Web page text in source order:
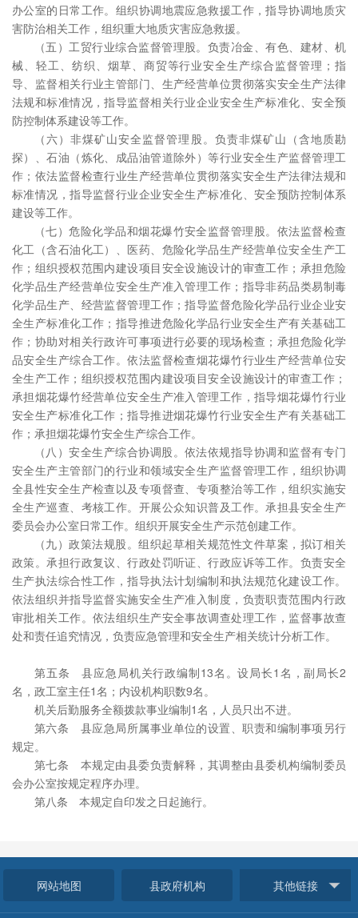
办公室的日常工作。组织协调地震应急救援工作，指导协调地质灾
害防治相关工作，组织重大地质灾害应急救援。
（五）工贸行业综合监督管理股。负责冶金、有色、建材、机
械、轻工、纺织、烟草、商贸等行业安全生产综合监督管理；指
导、监督相关行业主管部门、生产经营单位贯彻落实安全生产法律
法规和标准情况，指导监督相关行业企业安全生产标准化、安全预
防控制体系建设等工作。
（六）非煤矿山安全监督管理股。负责非煤矿山（含地质勘
探）、石油（炼化、成品油管道除外）等行业安全生产监督管理工
作；依法监督检查行业生产经营单位贯彻落实安全生产法律法规和
标准情况，指导监督行业企业安全生产标准化、安全预防控制体系
建设等工作。
（七）危险化学品和烟花爆竹安全监督管理股。依法监督检查
化工（含石油化工）、医药、危险化学品生产经营单位安全生产工
作；组织授权范围内建设项目安全设施设计的审查工作；承担危险
化学品生产经营单位安全生产准入管理工作；指导非药品类易制毒
化学品生产、经营监督管理工作；指导监督危险化学品行业企业安
全生产标准化工作；指导推进危险化学品行业安全生产有关基础工
作；协助对相关行政许可事项进行必要的现场检查；承担危险化学
品安全生产综合工作。依法监督检查烟花爆竹行业生产经营单位安
全生产工作；组织授权范围内建设项目安全设施设计的审查工作；
承担烟花爆竹经营单位安全生产准入管理工作，指导烟花爆竹行业
安全生产标准化工作；指导推进烟花爆竹行业安全生产有关基础工
作；承担烟花爆竹安全生产综合工作。
（八）安全生产综合协调股。依法依规指导协调和监督有专门
安全生产主管部门的行业和领域安全生产监督管理工作，组织协调
全县性安全生产检查以及专项督查、专项整治等工作，组织实施安
全生产巡查、考核工作。开展公众知识普及工作。承担县安全生产
委员会办公室日常工作。组织开展安全生产示范创建工作。
（九）政策法规股。组织起草相关规范性文件草案，拟订相关
政策。承担行政复议、行政处罚听证、行政应诉等工作。负责安全
生产执法综合性工作，指导执法计划编制和执法规范化建设工作。
依法组织并指导监督实施安全生产准入制度，负责职责范围内行政
审批相关工作。依法组织生产安全事故调查处理工作，监督事故查
处和责任追究情况，负责应急管理和安全生产相关统计分析工作。
第五条 县应急局机关行政编制13名。设局长1名，副局长2
名，政工室主任1名；内设机构职数9名。
机关后勤服务全额拨款事业编制1名，人员只出不进。
第六条 县应急局所属事业单位的设置、职责和编制事项另行
规定。
第七条 本规定由县委负责解释，其调整由县委机构编制委员
会办公室按规定程序办理。
第八条 本规定自印发之日起施行。
网站地图 县政府机构 其他链接